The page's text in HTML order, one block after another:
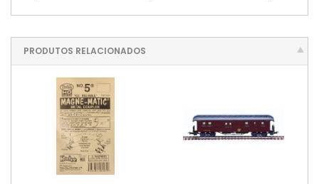
PRODUTOS RELACIONADOS